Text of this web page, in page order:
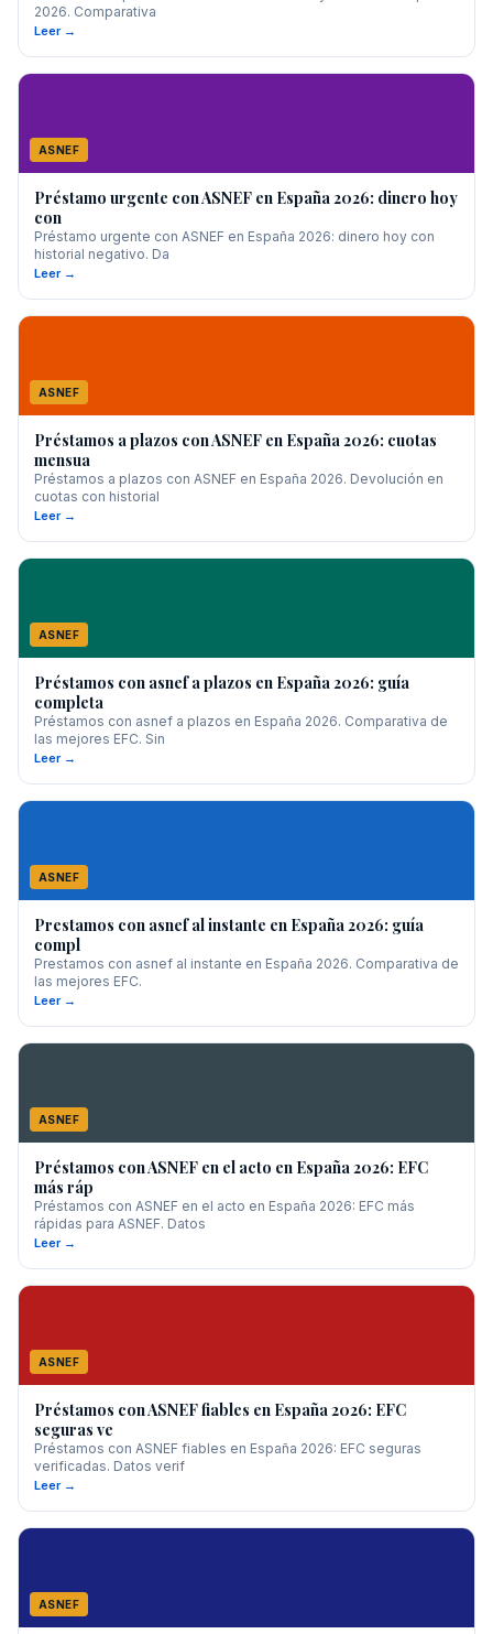
2026. Comparativa
Leer →
ASNEF
Préstamo urgente con ASNEF en España 2026: dinero hoy
con
Préstamo urgente con ASNEF en España 2026: dinero hoy con
historial negativo. Da
Leer →
ASNEF
Préstamos a plazos con ASNEF en España 2026: cuotas
mensua
Préstamos a plazos con ASNEF en España 2026. Devolución en
cuotas con historial
Leer →
ASNEF
Préstamos con asnef a plazos en España 2026: guía
completa
Préstamos con asnef a plazos en España 2026. Comparativa de
las mejores EFC. Sin
Leer →
ASNEF
Prestamos con asnef al instante en España 2026: guía
compl
Prestamos con asnef al instante en España 2026. Comparativa de
las mejores EFC.
Leer →
ASNEF
Préstamos con ASNEF en el acto en España 2026: EFC
más ráp
Préstamos con ASNEF en el acto en España 2026: EFC más
rápidas para ASNEF. Datos
Leer →
ASNEF
Préstamos con ASNEF fiables en España 2026: EFC
seguras ve
Préstamos con ASNEF fiables en España 2026: EFC seguras
verificadas. Datos verif
Leer →
ASNEF